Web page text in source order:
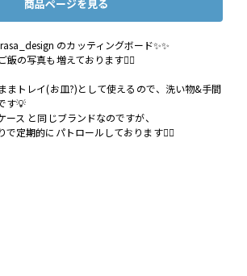
商品ページを見る
のカッティングボード✨✨
飯の写真も増えております🙇‍♂️
まトレイ(お皿?)として使えるので、洗い物&手間
す💡
ース と同じブランドなのですが、
で定期的にパトロールしております👮‍♀️